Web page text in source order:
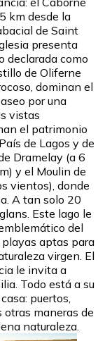
km desde la
de Saint
presenta
declarada como
de Oliferne
dominan el
por una
vistas
el patrimonio
de Lagos y de
Dramelay (a 6
y el Moulin de
vientos), donde
A tan solo 20
Este lago le
del
playas aptas para
virgen. El
le invita a
Todo está a su
puertos,
otras maneras de
naturaleza.